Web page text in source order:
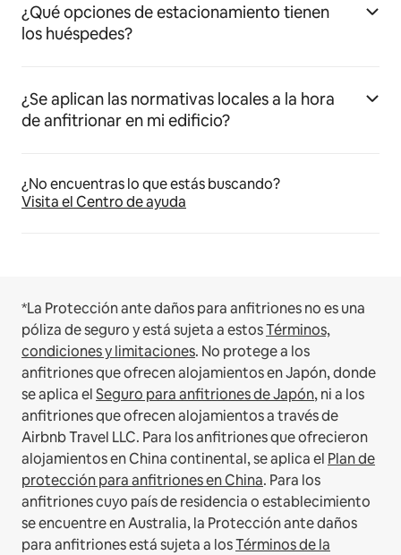
¿Qué opciones de estacionamiento tienen
los huéspedes?
¿Se aplican las normativas locales a la hora
de anfitrionar en mi edificio?
¿No encuentras lo que estás buscando?
Visita el Centro de ayuda
*La Protección ante daños para anfitriones no es una
póliza de seguro y está sujeta a estosTérminos,
condiciones y limitaciones. No protege a los
anfitriones que ofrecen alojamientos en Japón, donde
se aplica elSeguro para anfitriones de Japón, ni a los
anfitriones que ofrecen alojamientos a través de
Airbnb Travel LLC. Para los anfitriones que ofrecieron
alojamientos en China continental, se aplica el Plan de
protección para anfitriones en China. Para los
anfitriones cuyo país de residencia o establecimiento
se encuentre en Australia, la Protección ante daños
para anfitriones está sujeta a losTérminos de la